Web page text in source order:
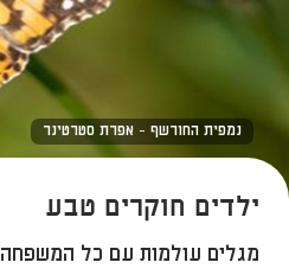
נמפית החורשף - אפרת סטרטינר
ילדים חוקרים טבע
מגלים עולמות עם כל המשפחה